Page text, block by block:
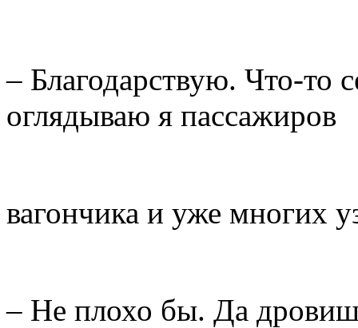
– Благодарствую. Что-то
оглядываю я пассажиров
вагончика и уже многих
– Не плохо бы. Да